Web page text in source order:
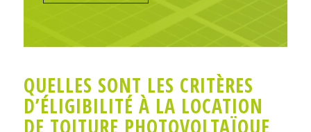
QUELLES SONT LES CRITÈRES
D’ÉLIGIBILITÉ À LA LOCATION
DE TOITURE PHOTOVOLTAÏQUE